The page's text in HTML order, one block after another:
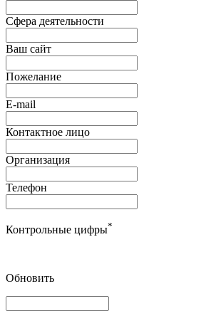
Сфера деятельности
Ваш сайт
Пожелание
E-mail
Контактное лицо
Организация
Телефон
Контрольные цифры*
Обновить